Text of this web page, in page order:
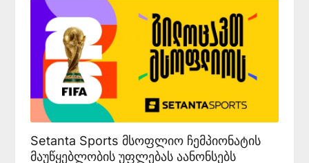
Setanta Sports მსოფლიო ჩემპიონატის
მაუწყებლობის უფლებას აანონსებს